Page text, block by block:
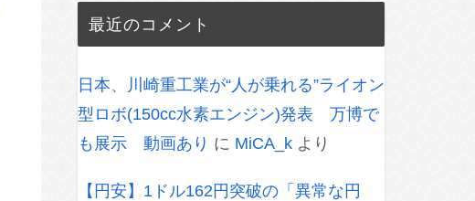
最近のコメント
日本、川崎重工業が“人が乗れる”ライオン
型ロボ(150cc水素エンジン)発表 万博で
も展示 動画あり に MiCA_k より
【円安】1ドル162円突破の「異常な円